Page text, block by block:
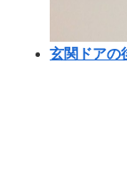
玄関ドアの